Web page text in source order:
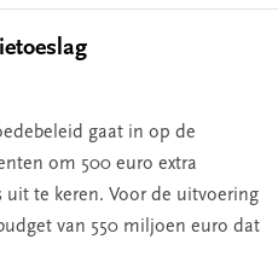
gaat in op de
om 500 euro extra
te keren. Voor de uitvoering
van 550 miljoen euro dat